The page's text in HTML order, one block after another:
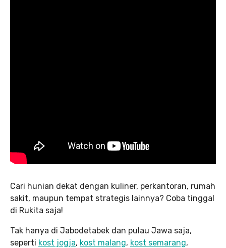
Cari hunian dekat dengan kuliner, perkantoran, rumah
sakit, maupun tempat strategis lainnya? Coba tinggal
di Rukita saja!
Tak hanya di Jabodetabek dan pulau Jawa saja,
seperti kost jogja, kost malang, kost semarang,